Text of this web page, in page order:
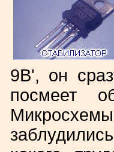
9В', он
посмеет